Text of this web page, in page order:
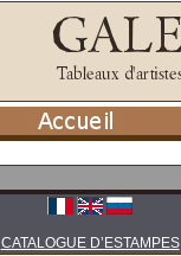
CATALOGUE D’ESTAMPES